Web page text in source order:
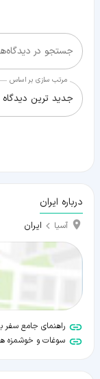
جستجو در
مرتب سازی بر اساس
جدید ترین دیدگاه
درباره ایران
آسیا ایران
راهنمای جامع سفر
سوغات و خوشمزه